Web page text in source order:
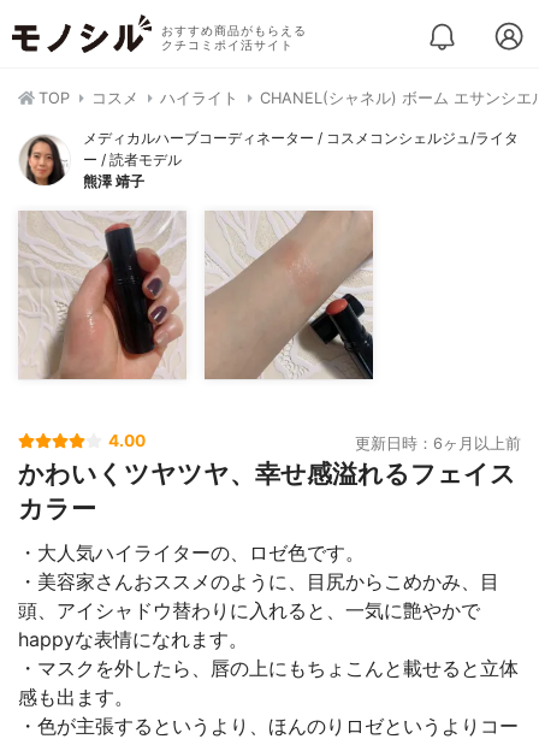
おすすめ商品がもらえる
クチコミポイ活サイト
TOP コスメ ハイライト CHANEL(シャネル) ボーム エサンシエ
メディカルハーブコーディネーター / コスメコンシェルジュ/ライタ
ー / 読者モデル
熊澤 靖子
4.00 更新日時：6ヶ月以上前
かわいくツヤツヤ、幸せ感溢れるフェイス
カラー
・大人気ハイライターの、ロゼ色です。
・美容家さんおススメのように、目尻からこめかみ、目
頭、アイシャドウ替わりに入れると、一気に艶やかで
happyな表情になれます。
・マスクを外したら、唇の上にもちょこんと載せると立体
感も出ます。
・色が主張するというより、ほんのりロゼというよりコー